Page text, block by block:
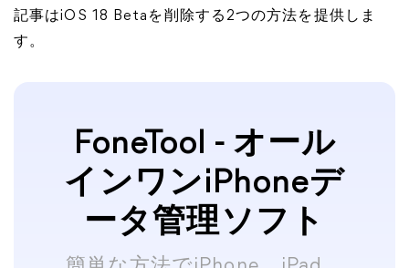
記事はiOS 18 Betaを削除する2つの方法を提供しま
す。
FoneTool - オール
インワンiPhoneデ
ータ管理ソフト